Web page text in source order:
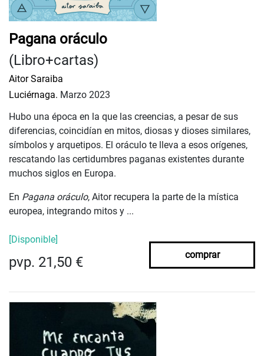
Pagana oráculo
(Libro+cartas)
Aitor Saraiba
Luciérnaga. Marzo 2023
Hubo una época en la que las creencias, a pesar de sus
diferencias, coincidían en mitos, diosas y dioses similares,
símbolos y arquetipos. El oráculo te lleva a esos orígenes,
rescatando las certidumbres paganas existentes durante
muchos siglos en Europa.
En Pagana oráculo, Aitor recupera la parte de la mística
europea, integrando mitos y ...
[Disponible]
pvp. 21,50 € comprar